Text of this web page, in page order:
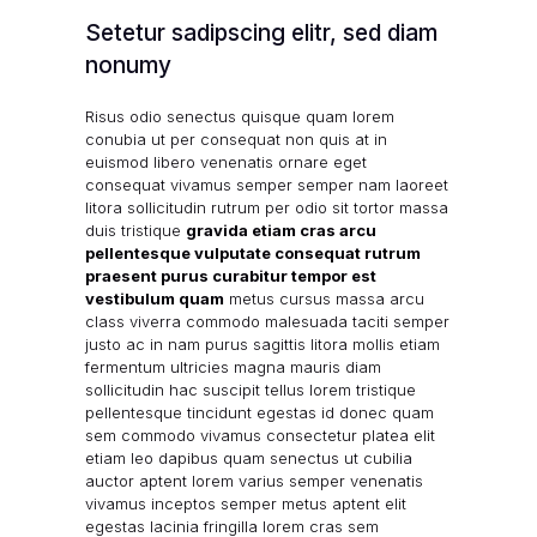
Setetur sadipscing elitr, sed diam
nonumy
Risus odio senectus quisque quam lorem
conubia ut per consequat non quis at in
euismod libero venenatis ornare eget
consequat vivamus semper semper nam laoreet
litora sollicitudin rutrum per odio sit tortor massa
duis tristique gravida etiam cras arcu
pellentesque vulputate consequat rutrum
praesent purus curabitur tempor est
vestibulum quam metus cursus massa arcu
class viverra commodo malesuada taciti semper
justo ac in nam purus sagittis litora mollis etiam
fermentum ultricies magna mauris diam
sollicitudin hac suscipit tellus lorem tristique
pellentesque tincidunt egestas id donec quam
sem commodo vivamus consectetur platea elit
etiam leo dapibus quam senectus ut cubilia
auctor aptent lorem varius semper venenatis
vivamus inceptos semper metus aptent elit
egestas lacinia fringilla lorem cras sem